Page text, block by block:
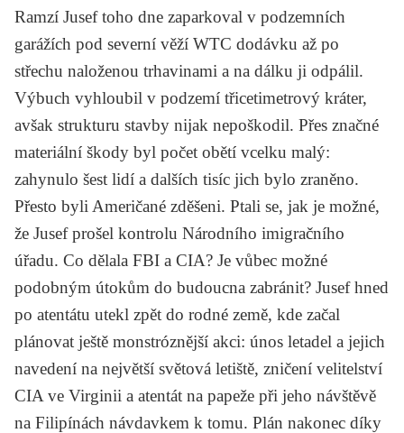
Ramzí Juseftoho dne zaparkoval v podzemních
garážích pod severní věží WTC dodávku až po
střechu naloženou trhavinami a na dálku ji odpálil.
Výbuch vyhloubil v podzemí třicetimetrový kráter,
avšak strukturu stavby nijak nepoškodil. Přes značné
materiální škody byl počet obětí vcelku malý:
zahynulo šest lidí a dalších tisíc jich bylo zraněno.
Přesto byli Američané zděšeni. Ptali se, jak je možné,
že Jusef prošel kontrolu Národního imigračního
úřadu. Co dělala FBI a CIA? Je vůbec možné
podobným útokům do budoucna zabránit? Jusef hned
po atentátu utekl zpět do rodné země, kde začal
plánovat ještě monstróznější akci: únos letadel a jejich
navedení na největší světová letiště, zničení velitelství
CIA ve Virginii a atentát na papeže při jeho návštěvě
na Filipínách návdavkem k tomu. Plán nakonec díky